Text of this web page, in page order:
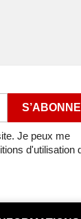
PANNEAU
PANNEAU
Je peux me
d'utilisation